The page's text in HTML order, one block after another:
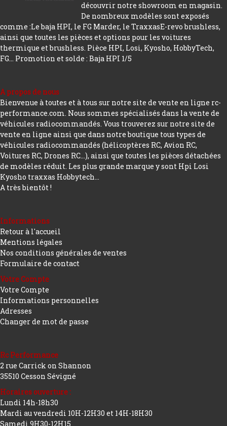
découvrir notre showroom en magasin.
De nombreux modèles sont exposés
comme :Le baja HPI, le FG Marder, le TraxxasE-revo brushless,
ainsi que toutes les pièces et options pour les voitures
thermique et brushless. Pièce HPI, Losi, Kyosho, HobbyTech,
FG... Promotion et solde : Baja HPI 1/5
A propos de nous
Bienvenue à toutes et à tous sur notre site de vente en ligne rc-
performance.com. Nous sommes spécialisés dans la vente de
véhicules radiocommandés. Vous trouverez sur notre site de
vente en ligne ainsi que dans notre boutique tous types de
véhicules radiocommandés (hélicoptères RC, Avion RC,
Voitures RC, Drones RC…), ainsi que toutes les pièces détachées
de modèles réduit. Les plus grande marque y sont Hpi Losi
Kyosho traxxas Hobbytech...
A très bientôt !
Informations
Retour à l'accueil
Mentions légales
Nos conditions générales de ventes
Formulaire de contact
Votre Compte
Votre Compte
Informations personnelles
Adresses
Changer de mot de passe
Rc Performance
2 rue Carrick on Shannon
35510 Cesson Sévigné
Horaires ouverture :
Lundi 14h-18h30
Mardi au vendredi 10H-12H30 et 14H-18H30
Samedi 9H30-12H15